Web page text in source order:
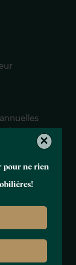
pour ne rien
×